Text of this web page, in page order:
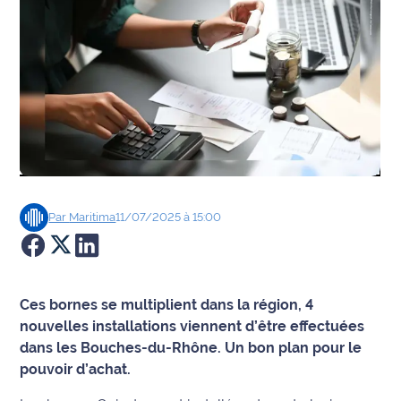
Agenda
divers
Société
Culture
Éducation
Emploi
Par Maritima11/07/2025 à 15:00
Ces bornes se multiplient dans la région, 4
nouvelles installations viennent d’être effectuées
dans les Bouches-du-Rhône. Un bon plan pour le
pouvoir d’achat.